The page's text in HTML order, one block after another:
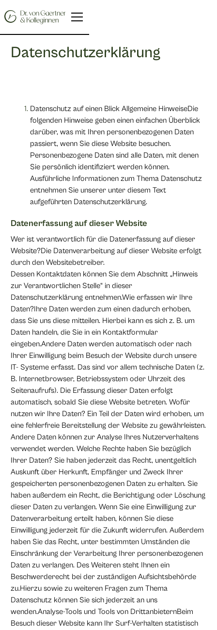
Zurück
Datenschutzerklärung
Datenschutz auf einen Blick Allgemeine HinweiseDie
folgenden Hinweise geben einen einfachen Überblick
darüber, was mit Ihren personenbezogenen Daten
passiert, wenn Sie diese Website besuchen.
Personenbezogene Daten sind alle Daten, mit denen
Sie persönlich identifiziert werden können.
Ausführliche Informationen zum Thema Datenschutz
entnehmen Sie unserer unter diesem Text
aufgeführten Datenschutzerklärung.
Datenerfassung auf dieser Website
Wer ist verantwortlich für die Datenerfassung auf dieser
Website?Die Datenverarbeitung auf dieser Website erfolgt
durch den Websitebetreiber.
Dessen Kontaktdaten können Sie dem Abschnitt „Hinweis
zur Verantwortlichen Stelle“ in dieser
Datenschutzerklärung entnehmen.Wie erfassen wir Ihre
Daten?Ihre Daten werden zum einen dadurch erhoben,
dass Sie uns diese mitteilen. Hierbei kann es sich z. B. um
Daten handeln, die Sie in ein Kontaktformular
eingeben.Andere Daten werden automatisch oder nach
Ihrer Einwilligung beim Besuch der Website durch unsere
IT- Systeme erfasst. Das sind vor allem technische Daten (z.
B. Internetbrowser, Betriebssystem oder Uhrzeit des
Seitenaufrufs). Die Erfassung dieser Daten erfolgt
automatisch, sobald Sie diese Website betreten. Wofür
nutzen wir Ihre Daten? Ein Teil der Daten wird erhoben, um
eine fehlerfreie Bereitstellung der Website zu gewährleisten.
Andere Daten können zur Analyse Ihres Nutzerverhaltens
verwendet werden. Welche Rechte haben Sie bezüglich
Ihrer Daten? Sie haben jederzeit das Recht, unentgeltlich
Auskunft über Herkunft, Empfänger und Zweck Ihrer
gespeicherten personenbezogenen Daten zu erhalten. Sie
haben außerdem ein Recht, die Berichtigung oder Löschung
dieser Daten zu verlangen. Wenn Sie eine Einwilligung zur
Datenverarbeitung erteilt haben, können Sie diese
Einwilligung jederzeit für die Zukunft widerrufen. Außerdem
haben Sie das Recht, unter bestimmten Umständen die
Einschränkung der Verarbeitung Ihrer personenbezogenen
Daten zu verlangen. Des Weiteren steht Ihnen ein
Beschwerderecht bei der zuständigen Aufsichtsbehörde
zu.Hierzu sowie zu weiteren Fragen zum Thema
Datenschutz können Sie sich jederzeit an uns
wenden.Analyse-Tools und Tools von DrittanbieternBeim
Besuch dieser Website kann Ihr Surf-Verhalten statistisch